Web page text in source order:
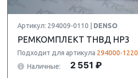
Артикул: 294009-0110 | DENSO
РЕМКОМПЛЕКТ ТНВД HP3
Подходит для артикула 294000-1220
Наличные:
2 551 ₽